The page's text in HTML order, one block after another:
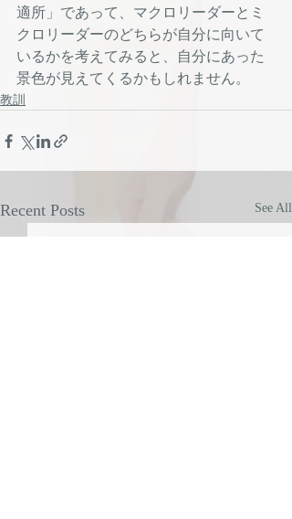
適所」であって、マクロリーダーとミ
クロリーダーのどちらが自分に向いて
いるかを考えてみると、自分にあった
景色が見えてくるかもしれません。
教訓
Recent Posts See All